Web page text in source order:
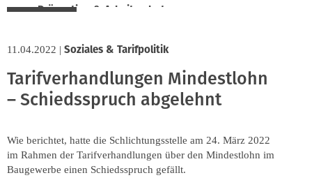
Prävention & Arbeitsschutz
Soziales & Tarifpolitik
Verband & Innungen
Innung
11.04.2022 | Soziales & Tarifpolitik
Tarifverhandlungen Mindestlohn
– Schiedsspruch abgelehnt
Wie berichtet, hatte die Schlichtungsstelle am 24. März 2022
im Rahmen der Tarifverhandlungen über den Mindestlohn im
Baugewerbe einen Schiedsspruch gefällt.